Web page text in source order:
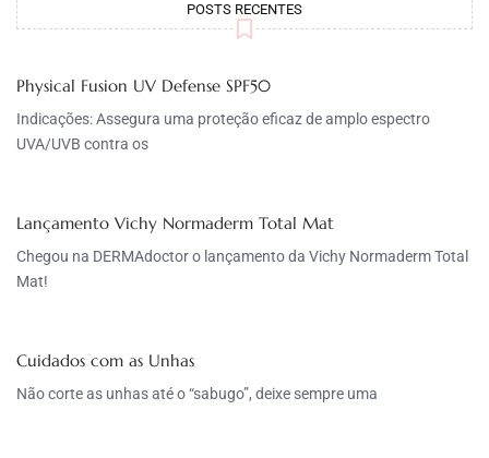
POSTS RECENTES
Physical Fusion UV Defense SPF50
Indicações: Assegura uma proteção eficaz de amplo espectro
UVA/UVB contra os
Lançamento Vichy Normaderm Total Mat
Chegou na DERMAdoctor o lançamento da Vichy Normaderm Total
Mat!
Cuidados com as Unhas
Não corte as unhas até o “sabugo”, deixe sempre uma